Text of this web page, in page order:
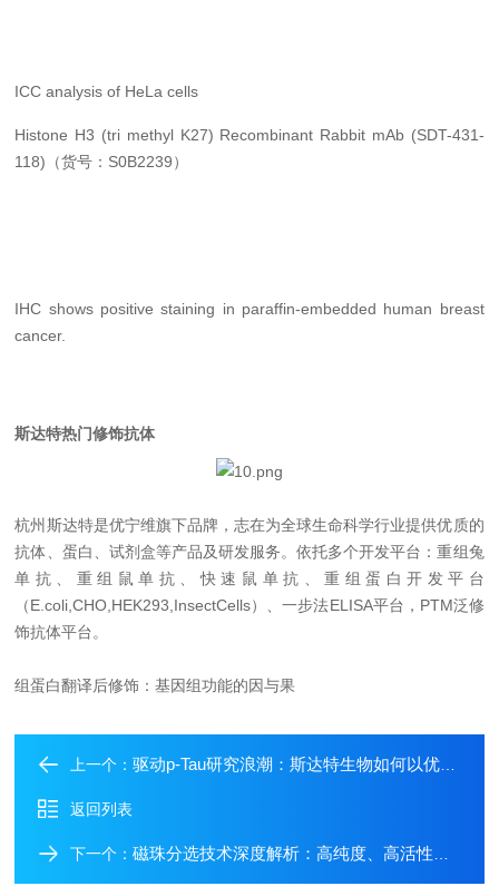
ICC analysis of HeLa cells
Histone H3 (tri methyl K27) Recombinant Rabbit mAb (SDT-431-
118)（货号：S0B2239）
IHC shows positive staining in paraffin-embedded human breast
cancer.
斯达特热门修饰抗体
杭州斯达特是优宁维旗下品牌，志在为全球生命科学行业提供优质的
抗体、蛋白、试剂盒等产品及研发服务。依托多个开发平台：重组兔
单抗、重组鼠单抗、快速鼠单抗、重组蛋白开发平台
（E.coli,CHO,HEK293,InsectCells）、一步法ELISA平台，PTM泛修
饰抗体平台。
组蛋白翻译后修饰：基因组功能的因与果
上一个：驱动p-Tau研究浪潮：斯达特生物如何以优质抗体赋能阿尔茨海默病精准诊断？
返回列表
下一个：磁珠分选技术深度解析：高纯度、高活性细胞的高效获取之道